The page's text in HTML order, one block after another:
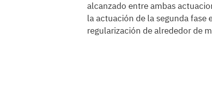
alcanzado entre ambas
la actuación de la segunda fase
regularización de alrededor de